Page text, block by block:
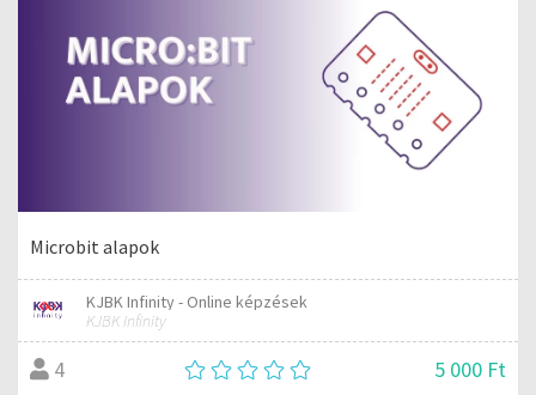
Microbit alapok
KJBK Infinity - Online képzések
KJBK Infinity
4 5 000 Ft